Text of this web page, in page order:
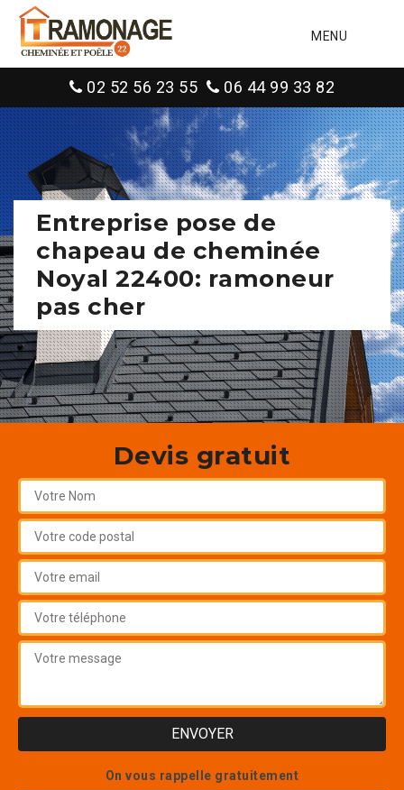
MENU
02 52 56 23 55 06 44 99 33 82
Entreprise pose de
chapeau de cheminée
Noyal 22400: ramoneur
pas cher
Devis gratuit
On vous rappelle gratuitement